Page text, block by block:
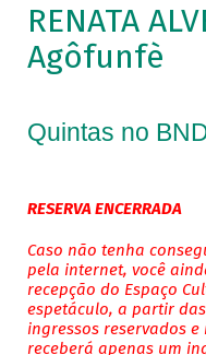
RENATA
Agôfunfè
Quintas no
RESERVA ENCERRADA
Caso não tenha
pela internet, você
recepção do Espaço
espetáculo, a partir
ingressos reservados
receberá apenas um